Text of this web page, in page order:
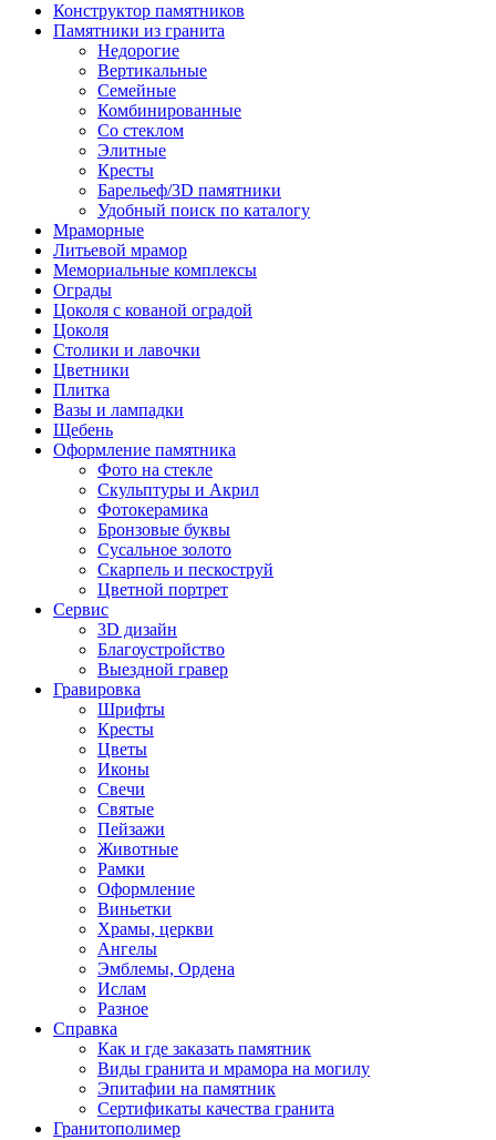
Конструктор памятников
Памятники из гранита
Недорогие
Вертикальные
Семейные
Комбинированные
Со стеклом
Элитные
Кресты
Барельеф/3D памятники
Удобный поиск по каталогу
Мраморные
Литьевой мрамор
Мемориальные комплексы
Ограды
Цоколя с кованой оградой
Цоколя
Столики и лавочки
Цветники
Плитка
Вазы и лампадки
Щебень
Оформление памятника
Фото на стекле
Скульптуры и Акрил
Фотокерамика
Бронзовые буквы
Сусальное золото
Скарпель и пескоструй
Цветной портрет
Сервис
3D дизайн
Благоустройство
Выездной гравер
Гравировка
Шрифты
Кресты
Цветы
Иконы
Свечи
Святые
Пейзажи
Животные
Рамки
Оформление
Виньетки
Храмы, церкви
Ангелы
Эмблемы, Ордена
Ислам
Разное
Справка
Как и где заказать памятник
Виды гранита и мрамора на могилу
Эпитафии на памятник
Сертификаты качества гранита
Гранитополимер